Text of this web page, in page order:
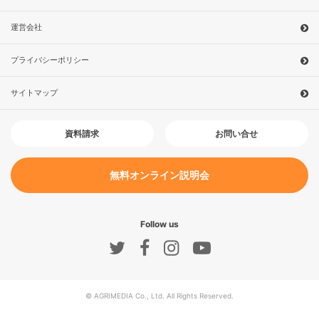
運営会社
プライバシーポリシー
サイトマップ
資料請求 お問い合せ
無料オンライン説明会
Follow us
© AGRIMEDIA Co., Ltd. All Rights Reserved.